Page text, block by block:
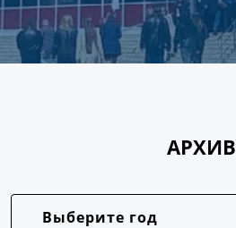
АРХИВ
Выберите год